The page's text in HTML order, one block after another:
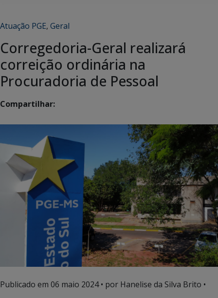
Atuação PGE, Geral
Corregedoria-Geral realizará
correição ordinária na
Procuradoria de Pessoal
Compartilhar:
Publicado em 06 maio 2024• por Hanelise da Silva Brito •